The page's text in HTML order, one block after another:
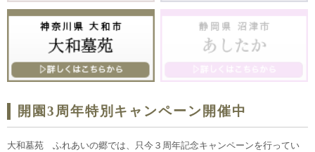
開園3周年特別キャンペーン開催中
大和墓苑 ふれあいの郷では、只今３周年記念キャンペーンを行ってい